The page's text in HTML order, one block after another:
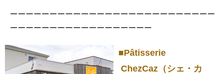
ーーーーーーーーーーーーーーーーーーーーーーーーーー
ーーーーーーーーーーーーーーーーーー
■Pâtisserie
ChezCaz（シェ・カ